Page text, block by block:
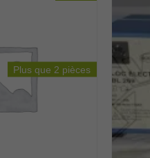
Plus que 2 pièces